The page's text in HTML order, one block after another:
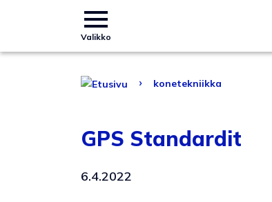
Valikko
› konetekniikka
GPS Standardit
6.4.2022